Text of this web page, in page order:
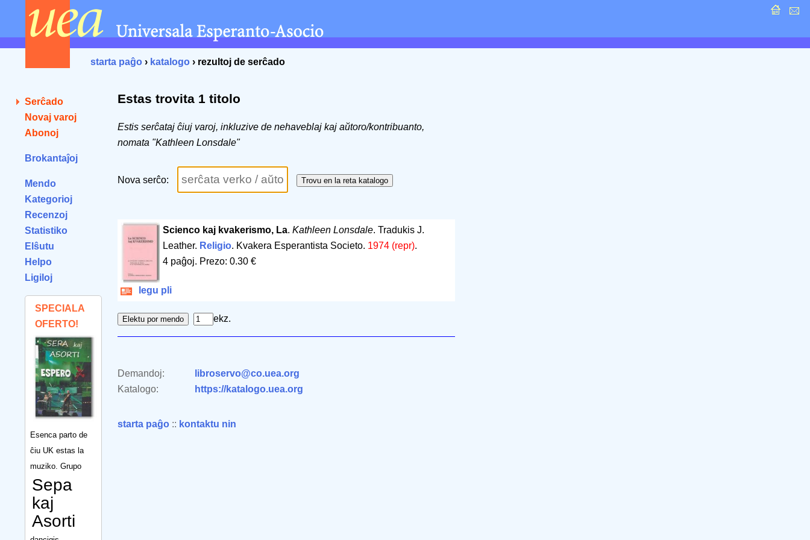
starta paĝo › katalogo › rezultoj de serĉado
Serĉado
Novaj varoj
Abonoj
Brokantaĵoj
Mendo
Kategorioj
Recenzoj
Statistiko
Elŝutu
Helpo
Ligiloj
SPECIALA
OFERTO!
Esenca parto de
ĉiu UK estas la
muziko. Grupo
Sepa
kaj
Asorti
Estas trovita 1 titolo
Estis serĉataj ĉiuj varoj, inkluzive de nehaveblaj kaj aŭtoro/kontribuanto,
nomata "Kathleen Lonsdale"
Nova serĉo:
Scienco kaj kvakerismo, La. Kathleen Lonsdale. Tradukis J.
Leather. Religio. Kvakera Esperantista Societo. 1974 (repr).
4 paĝoj. Prezo: 0.30 €
legu pli
ekz.
Demandoj:
libroservo@co.uea.org
Katalogo:
https://katalogo.uea.org
starta paĝo :: kontaktu nin